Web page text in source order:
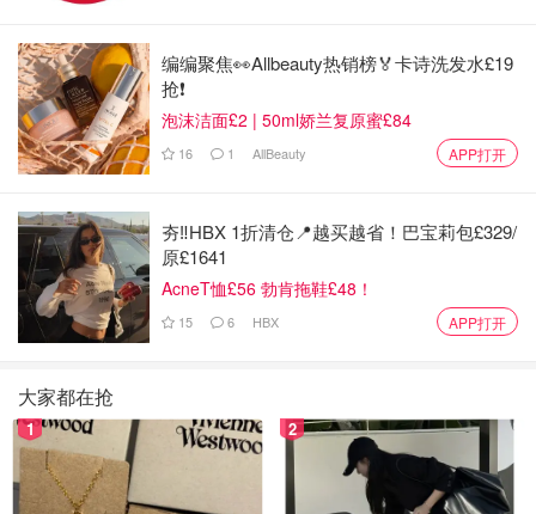
些“劣质操作”反而成为她爆红的催化剂。
“退票”变成了粉丝的应援口号
格。即便与周杰伦同时在厦门开演唱会，她的场次仍能硬生
生挤出人山人海，行程规格堪比顶流偶像。
编编聚焦👀Allbeauty热销榜🏅卡诗洗发水£19
抢❗
泡沫洁面£2 | 50ml娇兰复原蜜£84
16 1 AllBeauty APP打开
夯‼️HBX 1折清仓📍越买越省！巴宝莉包£329/
原£1641
AcneT恤£56 勃肯拖鞋£48！
15 6 HBX APP打开
大家都在抢
1 2